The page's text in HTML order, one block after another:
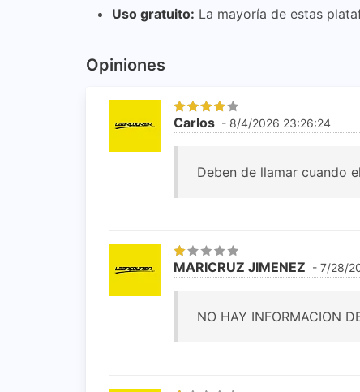
Uso gratuito: La mayoría de estas
Opiniones
Carlos - 8/4/2026 23:26:24
Deben de llamar cuando
MARICRUZ JIMENEZ - 7/28/
NO HAY INFORMACION